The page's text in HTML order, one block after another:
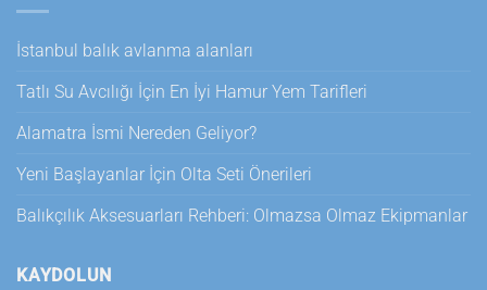
İstanbul balık avlanma alanları
Tatlı Su Avcılığı İçin En İyi Hamur Yem Tarifleri
Alamatra İsmi Nereden Geliyor?
Yeni Başlayanlar İçin Olta Seti Önerileri
Balıkçılık Aksesuarları Rehberi: Olmazsa Olmaz Ekipmanlar
KAYDOLUN